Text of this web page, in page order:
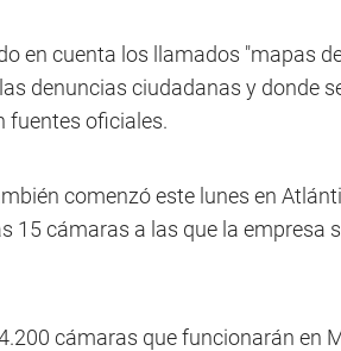
en cuenta los llamados "mapas
denuncias ciudadanas y donde
fuentes oficiales.
comenzó este lunes en
15 cámaras a las que la empresa
cámaras que funcionarán en